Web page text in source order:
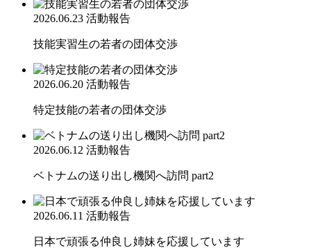
2026.06.23 活動報告
技能実習生の若者の団体交渉
2026.06.20 活動報告
特定技能の若者の団体交渉
2026.06.12 活動報告
ベトナムの送り出し機関へ訪問 part2
2026.06.11 活動報告
日本で頑張る仲良し姉妹を応援しています